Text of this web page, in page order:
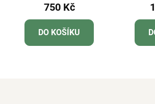
750 Kč
DO KOŠÍKU